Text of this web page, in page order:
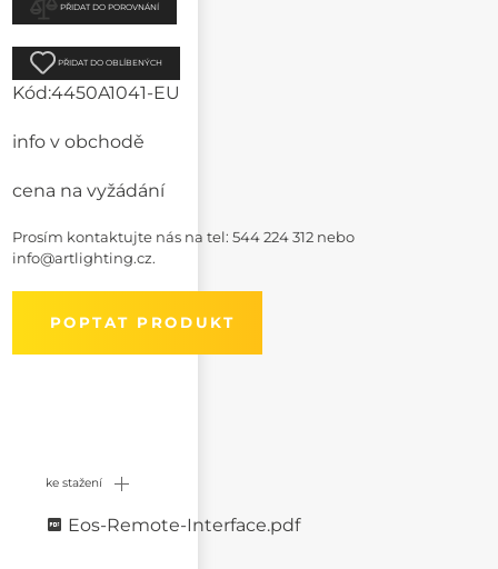
PŘIDAT DO POROVNÁNÍ
PŘIDAT DO OBLÍBENÝCH
Kód:4450A1041-EU
info v obchodě
cena na vyžádání
Prosím kontaktujte nás natel: 544 224 312 nebo
info@artlighting.cz.
POPTAT PRODUKT
ke stažení
Eos-Remote-Interface.pdf